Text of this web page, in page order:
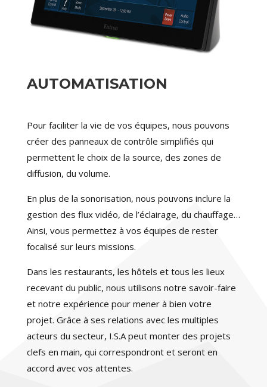
AUTOMATISATION
Pour faciliter la vie de vos équipes, nous pouvons
créer des panneaux de contrôle simplifiés qui
permettent le choix de la source, des zones de
diffusion, du volume.
En plus de la sonorisation, nous pouvons inclure la
gestion des flux vidéo, de l’éclairage, du chauffage…
Ainsi, vous permettez à vos équipes de rester
focalisé sur leurs missions.
Dans les restaurants, les hôtels et tous les lieux
recevant du public, nous utilisons notre savoir-faire
et notre expérience pour mener à bien votre
projet. Grâce à ses relations avec les multiples
acteurs du secteur, I.S.A peut monter des projets
clefs en main, qui correspondront et seront en
accord avec vos attentes.